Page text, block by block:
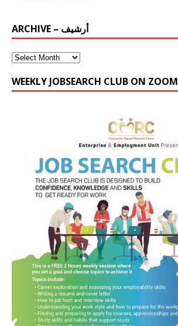
ARCHIVE – أرشيف
WEEKLY JOBSEARCH CLUB ON ZOOM